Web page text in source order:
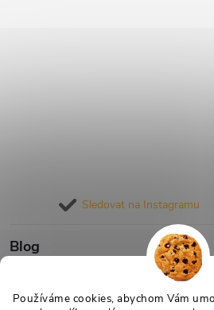
Používáme cookies, abychom Vám
Sledovat na Instagramu
Blog
Informace pro vás